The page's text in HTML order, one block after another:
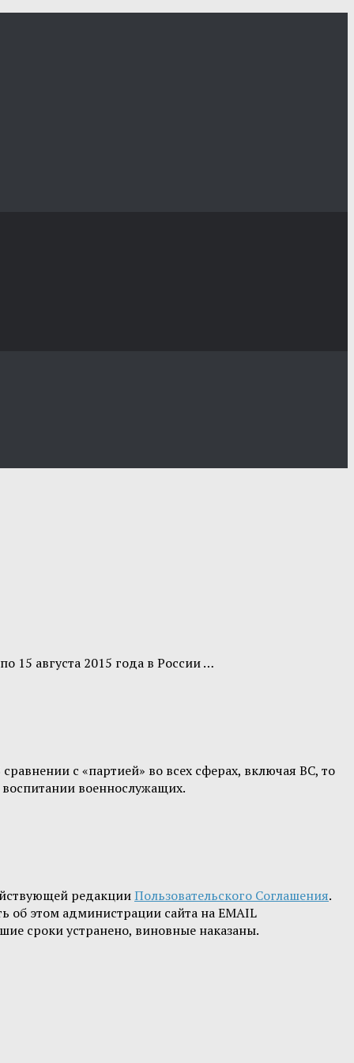
15 августа 2015 года в России …
с «партией» во всех сферах, включая ВС, то
военнослужащих.
редакцииПользовательского Соглашения.
об этом администрации сайта на EMAIL
сроки устранено, виновные наказаны.